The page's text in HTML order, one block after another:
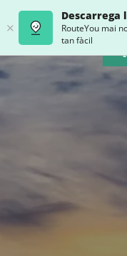
Descarrega
RouteYou mai
tan fàcil